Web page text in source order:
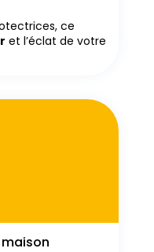
ce
et l’éclat de votre